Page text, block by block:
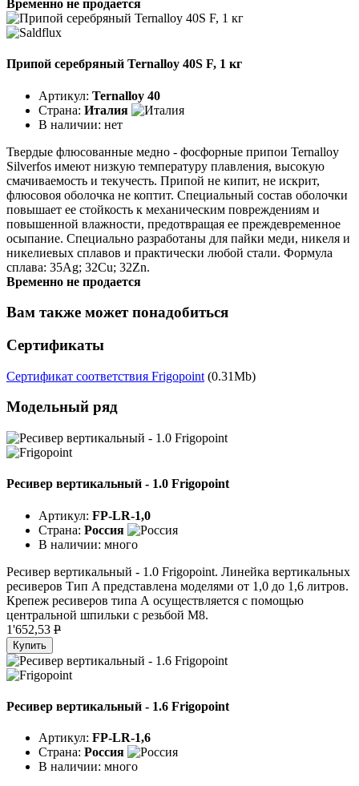
Временно не продается
Припой серебряный Ternalloy 40S F, 1 кг
Артикул: Ternalloy 40
Страна: Италия
В наличии: нет
Твердые флюсованные медно - фосфорные припои Ternalloy
Silverfos имеют низкую температуру плавления, высокую
смачиваемость и текучесть. Припой не кипит, не искрит,
флюсовоя оболочка не коптит. Специальный состав оболочки
повышает ее стойкость к механическим повреждениям и
повышенной влажности, предотвращая ее преждевременное
осыпание. Специально разработаны для пайки меди, никеля и
никелиевых сплавов и практически любой стали. Формула
сплава: 35Ag; 32Cu; 32Zn.
Временно не продается
Вам также может понадобиться
Сертификаты
Сертификат соответствия Frigopoint (0.31Mb)
Модельный ряд
Ресивер вертикальный - 1.0 Frigopoint
Артикул: FP-LR-1,0
Страна: Россия
В наличии: много
Ресивер вертикальный - 1.0 Frigopoint. Линейка вертикальных
ресиверов Тип A представлена моделями от 1,0 до 1,6 литров.
Крепеж ресиверов типа А осуществляется с помощью
центральной шпильки с резьбой М8.
1'652,53 P
Купить
Ресивер вертикальный - 1.6 Frigopoint
Артикул: FP-LR-1,6
Страна: Россия
В наличии: много